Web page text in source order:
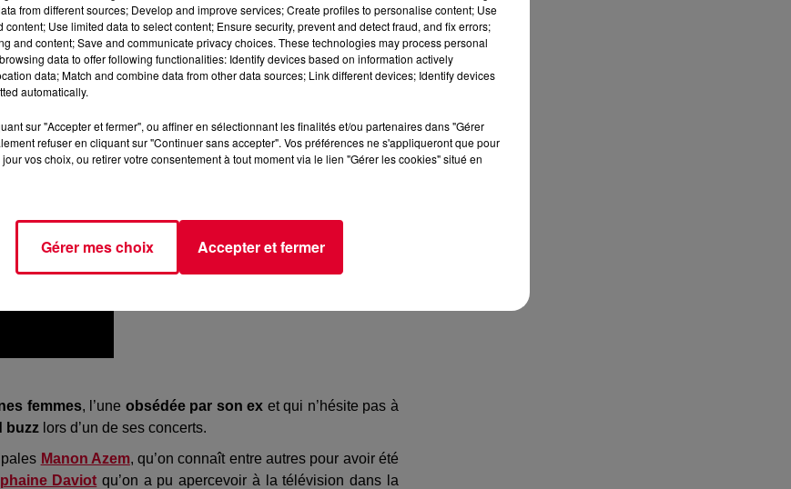
compte de latoxicitéde leur rapport àInternetet
femmes, l’une obsédée par son ex et qui n’hésite pas à
buzz lors d’un de ses concerts.
Manon Azem, qu’on connaît entre autres pour avoir été
Daviot qu’on a pu apercevoir à la télévision dans la
from different sources; Develop and improve services; Create profiles to personalise content; Use
Use limited data to select content; Ensure security, prevent and detect fraud, and fix errors;
and content; Save and communicate privacy choices. These technologies may process personal
data to offer following functionalities: Identify devices based on information actively
data; Match and combine data from other data sources; Link different devices; Identify devices
automatically.
sur "Accepter et fermer", ou affiner en sélectionnant les finalités et/ou partenaires dans "Gérer
refuser en cliquant sur "Continuer sans accepter". Vos préférences ne s'appliqueront que pour
vos choix, ou retirer votre consentement à tout moment via le lien "Gérer les cookies" situé en
Gérer mes choix Accepter et fermer